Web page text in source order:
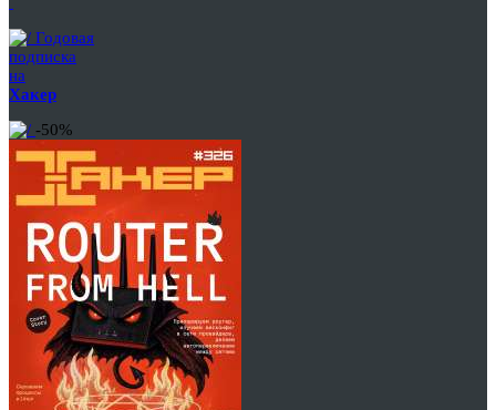
Годовая
подписка
на
Хакер
-50%